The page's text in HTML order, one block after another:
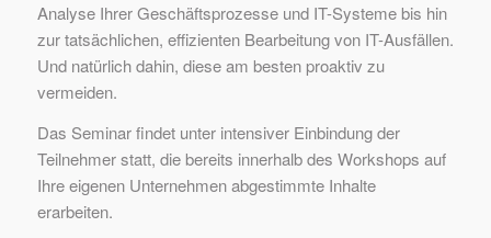
Analyse Ihrer Geschäftsprozesse und IT-Systeme bis hin
zur tatsächlichen, effizienten Bearbeitung von IT-Ausfällen.
Und natürlich dahin, diese am besten proaktiv zu
vermeiden.
Das Seminar findet unter intensiver Einbindung der
Teilnehmer statt, die bereits innerhalb des Workshops auf
Ihre eigenen Unternehmen abgestimmte Inhalte
erarbeiten.